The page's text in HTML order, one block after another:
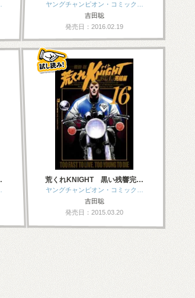
ヤングチャンピオン・コミック…
吉田聡
発売日：2016.02.19
荒くれKNIGHT 黒い残響完…
ヤングチャンピオン・コミック…
吉田聡
発売日：2015.03.20